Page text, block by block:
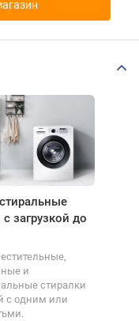
загрузкой до
и
стиралки
с одним или